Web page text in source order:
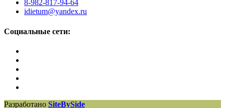
8-982-817-94-64
idietum@yandex.ru
Социальные сети:
Разработано SiteBySide